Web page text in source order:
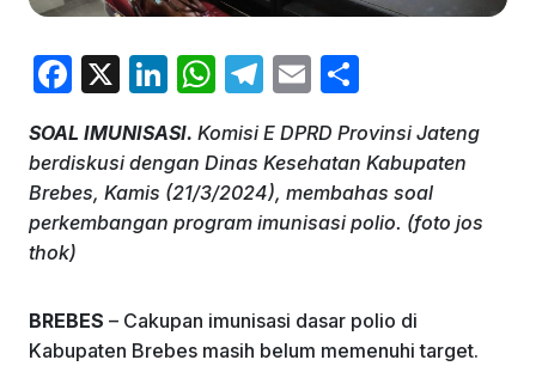
F
c
e
b
o
o
k
X
Li
k
e
dI
W
at
s
A
T
e
gr
a
E
ai
l
ar
e
SOAL IMUNISASI. Komisi E DPRD Provinsi Jateng
berdiskusi dengan Dinas Kesehatan Kabupaten
Brebes, Kamis (21/3/2024), membahas soal
perkembangan program imunisasi polio. (foto jos
thok)
BREBES – Cakupan imunisasi dasar polio di
Kabupaten Brebes masih belum memenuhi target.